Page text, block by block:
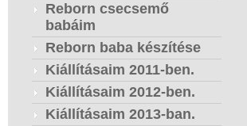
Reborn csecsemő
babáim
Reborn baba készítése
Kiállításaim 2011-ben.
Kiállításaim 2012-ben.
Kiállításaim 2013-ban.